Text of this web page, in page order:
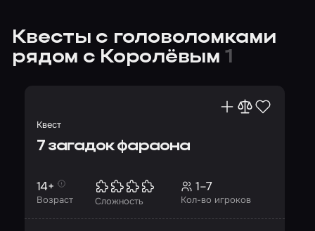
Квесты с головоломками
рядом с Королёвым 1
Квест
7 загадок фараона
Возраст
14+
Сложность Кол-во игроков
1–7